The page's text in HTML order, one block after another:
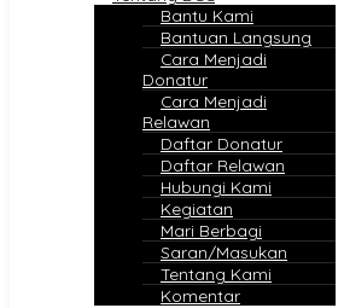
Bantu Kami
Bantuan Langsung
Cara Menjadi
Donatur
Cara Menjadi
Relawan
Daftar Donatur
Daftar Relawan
Hubungi Kami
Kegiatan
Mari Berbagi
Saran/Masukan
Tentang Kami
Komentar